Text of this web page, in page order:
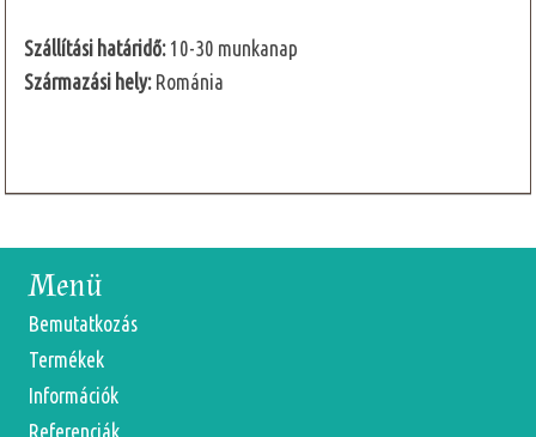
Szállítási határidő: 10-30 munkanap
Származási hely: Románia
Menü
Bemutatkozás
Termékek
Információk
Referenciák